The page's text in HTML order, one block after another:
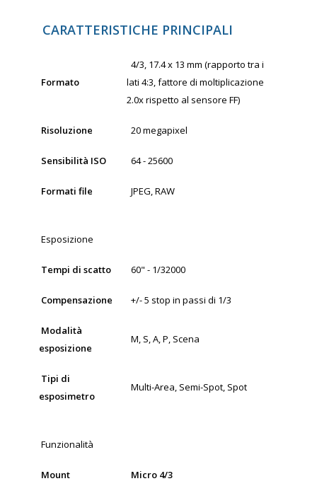
CARATTERISTICHE PRINCIPALI
Formato
4/3, 17.4 x 13 mm (rapporto tra i
lati 4:3, fattore di moltiplicazione
2.0x rispetto al sensore FF)
Risoluzione 20 megapixel
Sensibilità ISO 64 - 25600
Formati file JPEG, RAW
Esposizione
Tempi di scatto 60" - 1/32000
Compensazione +/- 5 stop in passi di 1/3
Modalità
esposizione
M, S, A, P, Scena
Tipi di
esposimetro
Multi-Area, Semi-Spot, Spot
Funzionalità
Mount Micro 4/3